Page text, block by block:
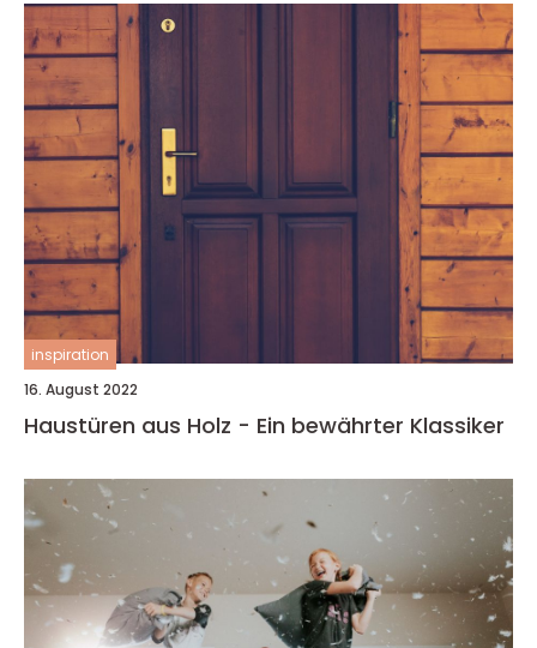
inspiration
16. August 2022
Haustüren aus Holz - Ein bewährter Klassiker